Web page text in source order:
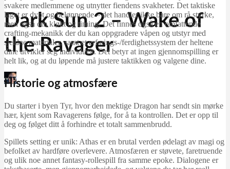
Dark Sun 2 – Wake of
the Ravager
Martin Jørgensen
november 3, 2025
svakere medlemmene og utnytter fiendens svakheter. Det taktiske
laget er dypt og belønnende – det handler ikke bare om rå styrke,
men også om kløkt og timing. Det finnes også en omfattende
crafting-mekanikk der du kan oppgradere våpen og utstyr med
sjeldne materialer, samt et erfarings-/ferdighetssystem der heltene
dine utvikler seg individuelt. Det betyr at ingen gjennomspilling er
helt lik, og at du løpende må justere taktikken og valgene dine.
Historie og atmosfære
Du starter i byen Tyr, hvor den mektige Dragon har sendt sin mørke
hær, kjent som Ravagerens følge, for å ta kontrollen. Det er opp til
deg og følget ditt å forhindre et totalt sammenbrudd.
Spillets setting er unik: Athas er en brutal verden ødelagt av magi og
befolket av hardføre overlevere. Atmosfæren er støvete, faretruende
og ulik noe annet fantasy-rollespill fra samme epoke. Dialogene er